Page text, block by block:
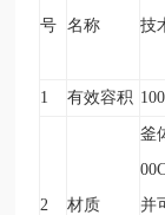
号
名称 技
1 有效容积
2 材质
釜
并